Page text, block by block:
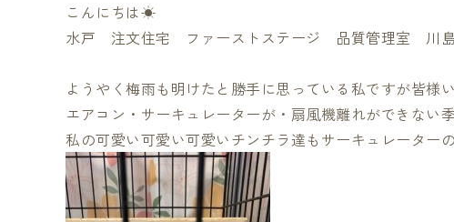
こんにちは☀
水戸 注文住宅 ファーストステージ 品質管理室 川島
ようやく梅雨も明けたと勝手に思っている私ですが皆様
エアコン・サーキュレーターが・扇風機離れができない
私の可愛い可愛い可愛いチンチラ達もサーキュレーター